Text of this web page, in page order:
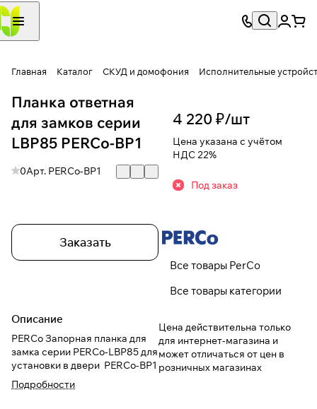
Главная Каталог СКУД и домофония Исполнительные
Планка ответная
для замков серии
LBP85 PERCo-BP1
0Арт. PERCo-BP1
Заказать
Описание
PERCo Запорная планка для
замка серии PERCo-LBP85 для
установки в двери PERCo-BP1
Подробности
4 220 ₽/шт
Цена указана с учётом
НДС 22%
Под заказ
Все товары PerCo
Все товары категории
Цена действительна только
для интернет-магазина и
может отличаться от цен в
розничных магазинах